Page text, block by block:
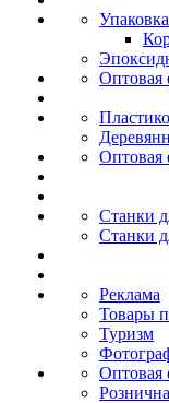
Оптовая
Оптовая
Станки
Станки
Реклама
Товары
Туризм
Оптовая